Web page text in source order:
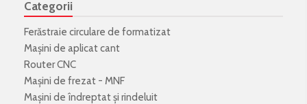
Categorii
Ferăstraie circulare de formatizat
Mașini de aplicat cant
Router CNC
Mașini de frezat - MNF
Mașini de îndreptat și rindeluit